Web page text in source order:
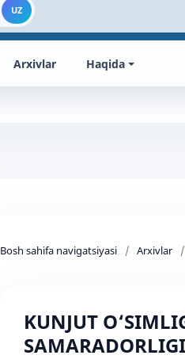
UZ
Arxivlar Haqida
Bosh sahifa navigatsiyasi / Arxivlar /
KUNJUT
SAMARADORLIGI